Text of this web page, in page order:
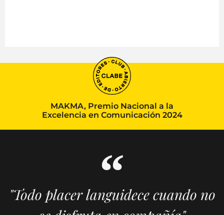
MAKMA, Premio Nacional a la
Excelencia en Comunicación 2024
"Todo placer languidece cuando no